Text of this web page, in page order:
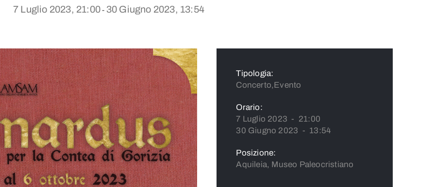
7 Luglio 2023, 21:00- 30 Giugno 2023, 13:54
Tipologia:
Concerto,Evento
Orario:
7 Luglio 2023 - 21:00
30 Giugno 2023 - 13:54
Posizione:
Aquileia, Museo Paleocristiano